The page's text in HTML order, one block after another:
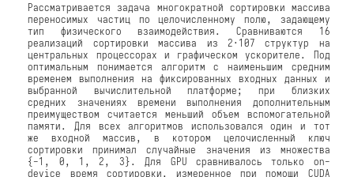
Рассматривается задача многократной сортировки массива
переносимых частиц по целочисленному полю, задающему
тип физического взаимодействия. Сравниваются 16
реализаций сортировки массива из 2·107 структур на
центральных процессорах и графическом ускорителе. Под
оптимальным понимается алгоритм с наименьшим средним
временем выполнения на фиксированных входных данных и
выбранной вычислительной платформе; при близких
средних значениях времени выполнения дополнительным
преимуществом считается меньший объем вспомогательной
памяти. Для всех алгоритмов использовался один и тот
же входной массив, в котором целочисленный ключ
сортировки принимал случайные значения из множества
{−1, 0, 1, 2, 3}. Для GPU сравнивалось только on-
device время сортировки, измеренное при помощи CUDA